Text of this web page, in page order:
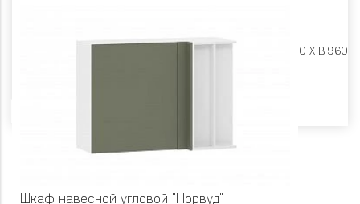
Ш 1000 X Г 400 X В 960
Шкаф навесной угловой "Норвуд"